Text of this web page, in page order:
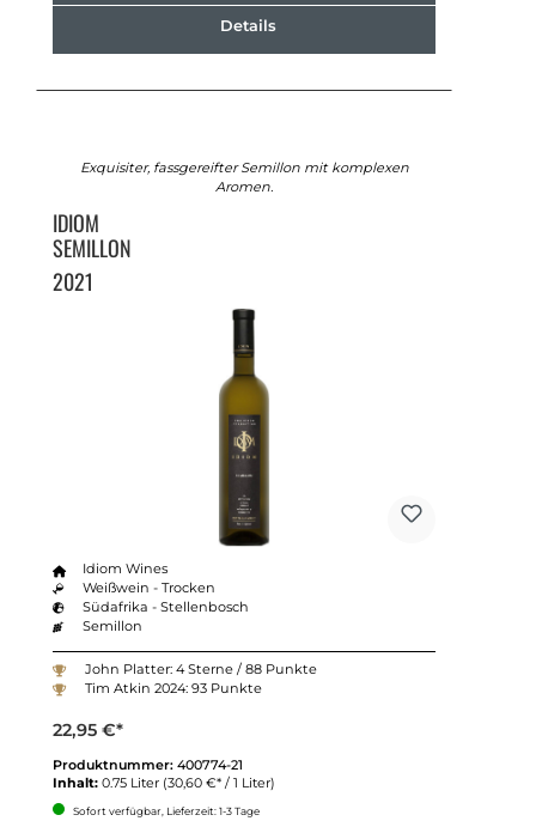
Details
Exquisiter, fassgereifter Semillon mit komplexen
Aromen.
IDIOM
SEMILLON
2021
Idiom Wines
Weißwein - Trocken
Südafrika - Stellenbosch
Semillon
John Platter: 4 Sterne / 88 Punkte
Tim Atkin 2024: 93 Punkte
22,95 €*
Produktnummer: 400774-21
Inhalt: 0.75 Liter (30,60 €* / 1 Liter)
Sofort verfügbar, Lieferzeit: 1-3 Tage